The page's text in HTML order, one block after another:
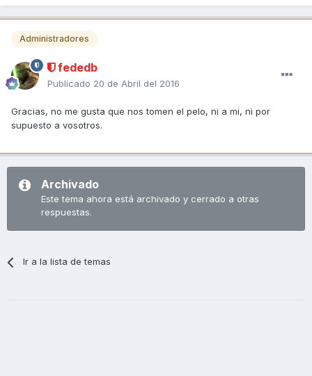
Administradores
fededb
Publicado 20 de Abril del 2016
Gracias, no me gusta que nos tomen el pelo, ni a mi, ni por
supuesto a vosotros.
Archivado
Este tema ahora está archivado y cerrado a otras
respuestas.
Ir a la lista de temas